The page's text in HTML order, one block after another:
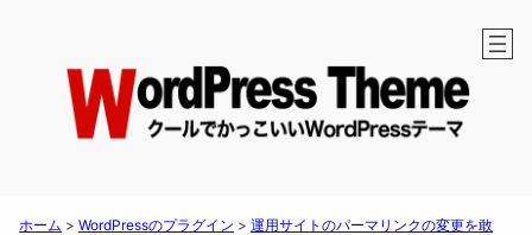
ホーム > WordPressのプラグイン > 運用サイトのパーマリンクの変更を敢